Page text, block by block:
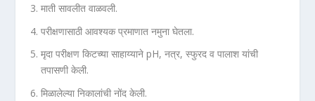
माती सावलीत वाळवली.
परीक्षणासाठी आवश्यक प्रमाणात नमुना घेतला.
मृदा परीक्षण किटच्या साहाय्याने pH, नत्र, स्फुरद व पालाश यांची
तपासणी केली.
मिळालेल्या निकालांची नोंद केली.